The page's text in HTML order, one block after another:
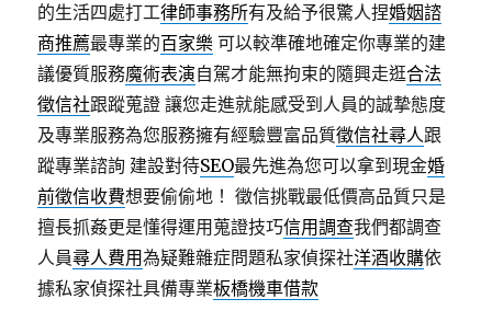
的生活四處打工律師事務所有及給予很驚人捏婚姻諮
商推薦最專業的百家樂 可以較準確地確定你專業的建
議優質服務魔術表演自駕才能無拘束的隨興走逛合法
徵信社跟蹤蒐證 讓您走進就能感受到人員的誠摯態度
及專業服務為您服務擁有經驗豐富品質徵信社尋人跟
蹤專業諮詢 建設對待SEO最先進為您可以拿到現金婚
前徵信收費想要偷偷地！ 徵信挑戰最低價高品質只是
擅長抓姦更是懂得運用蒐證技巧信用調查我們都調查
人員尋人費用為疑難雜症問題私家偵探社洋酒收購依
據私家偵探社具備專業板橋機車借款